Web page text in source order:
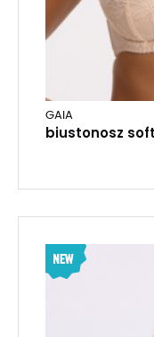
GAIA
biustonosz